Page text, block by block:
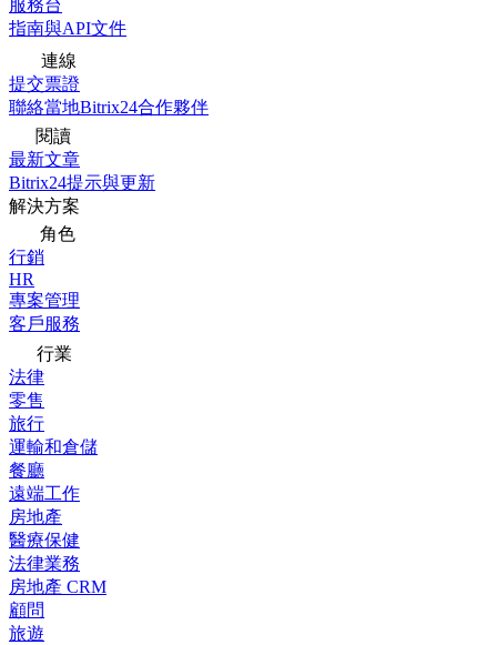
服務台
指南與API文件
連線
提交票證
聯絡當地Bitrix24合作夥伴
閱讀
最新文章
Bitrix24提示與更新
解決方案
角色
行銷
HR
專案管理
客戶服務
行業
法律
零售
旅行
運輸和倉儲
餐廳
遠端工作
房地產
醫療保健
法律業務
房地產 CRM
顧問
旅遊